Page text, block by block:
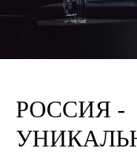
РОССИЯ -